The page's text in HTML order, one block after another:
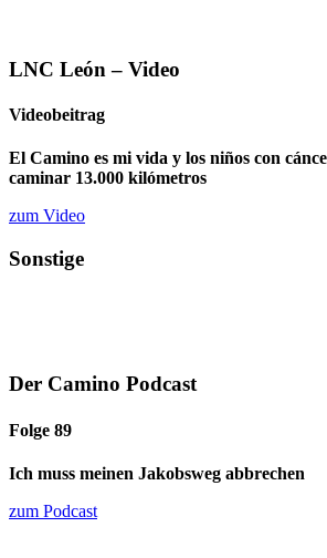
LNC León – Video
Videobeitrag
El Camino es mi vida y los niños con
caminar 13.000 kilómetros
zum Video
Sonstige
Der Camino Podcast
Folge 89
Ich muss meinen Jakobsweg abbrechen
zum Podcast